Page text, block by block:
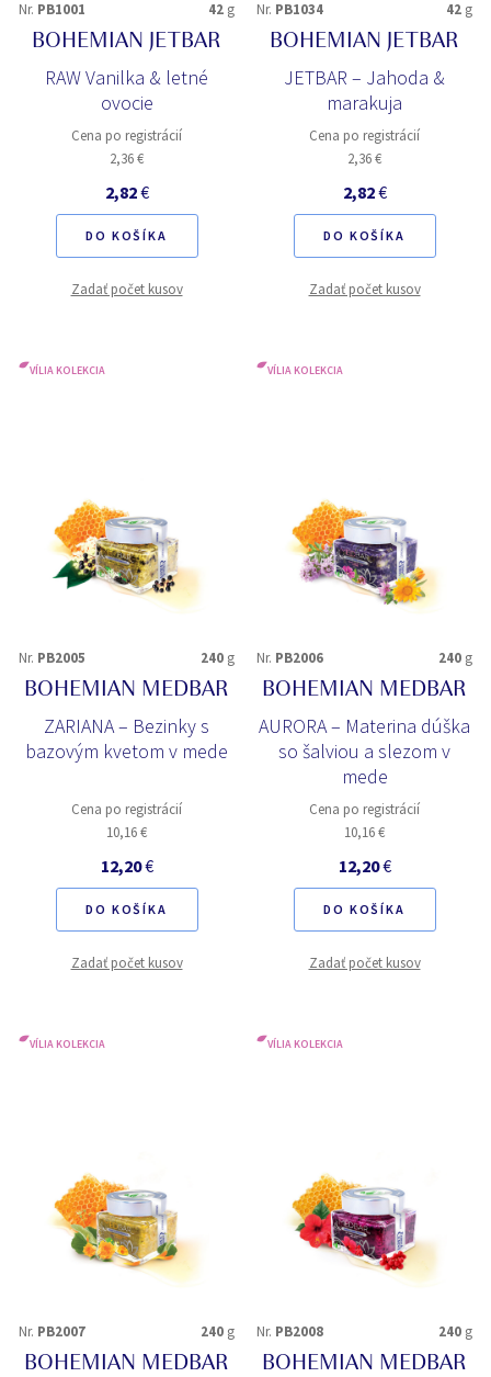
Nr. PB1001 42 g
BOHEMIAN JETBAR
RAW Vanilka & letné
ovocie
Cena po registrácií
2,36 €
2,82€
DO KOŠÍKA
Zadať počet kusov
Nr. PB1034 42 g
BOHEMIAN JETBAR
JETBAR – Jahoda &
marakuja
Cena po registrácií
2,36 €
2,82€
DO KOŠÍKA
Zadať počet kusov
VÍLIA KOLEKCIA
Nr. PB2005 240 g
BOHEMIAN MEDBAR
ZARIANA – Bezinky s
bazovým kvetom v mede
Cena po registrácií
10,16 €
12,20€
DO KOŠÍKA
Zadať počet kusov
VÍLIA KOLEKCIA
Nr. PB2006 240 g
BOHEMIAN MEDBAR
AURORA – Materina dúška
so šalviou a slezom v
mede
Cena po registrácií
10,16 €
12,20€
DO KOŠÍKA
Zadať počet kusov
VÍLIA KOLEKCIA
Nr. PB2007 240 g
BOHEMIAN MEDBAR
VÍLIA KOLEKCIA
Nr. PB2008 240 g
BOHEMIAN MEDBAR